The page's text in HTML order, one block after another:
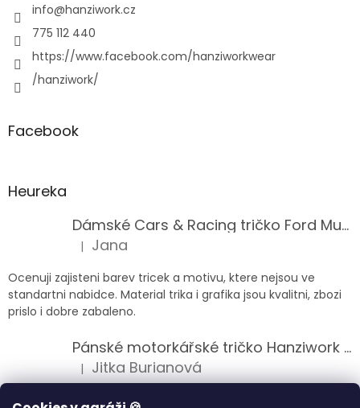
info@hanziwork.cz
775 112 440
https://www.facebook.com/hanziworkwear
/hanziwork/
Facebook
Heureka
Dámské Cars & Racing tričko Ford Mustang 5. generace
Hodnocení produktu je 5 z 5 hvězdiček.
| Jana
Ocenuji zajisteni barev tricek a motivu, ktere nejsou ve
standartni nabidce. Material trika i grafika jsou kvalitni, zbozi
prislo i dobre zabaleno.
Pánské motorkářské tričko Hanziwork Custom Bobber
Hodnocení produktu je 5 z 5 hvězdiček.
| Jitka Burianová
Splnil očekávání na jedničku